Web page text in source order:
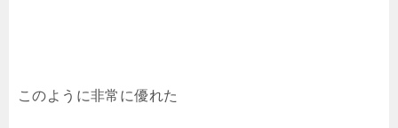
このように非常に優れた